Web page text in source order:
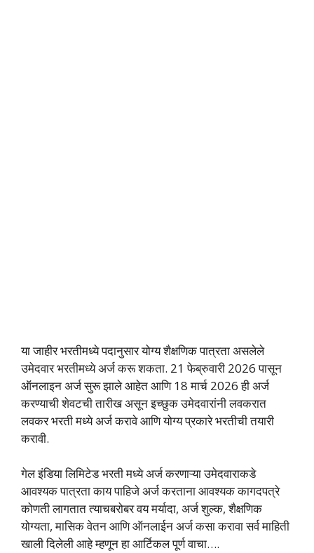
या जाहीर भरतीमध्ये पदानुसार योग्य शैक्षणिक पात्रता असलेले
उमेदवार भरतीमध्ये अर्ज करू शकता. 21 फेब्रुवारी 2026 पासून
ऑनलाइन अर्ज सुरू झाले आहेत आणि 18 मार्च 2026 ही अर्ज
करण्याची शेवटची तारीख असून इच्छुक उमेदवारांनी लवकरात
लवकर भरती मध्ये अर्ज करावे आणि योग्य प्रकारे भरतीची तयारी
करावी.
गेल इंडिया लिमिटेड भरती मध्ये अर्ज करणाऱ्या उमेदवाराकडे
आवश्यक पात्रता काय पाहिजे अर्ज करताना आवश्यक कागदपत्रे
कोणती लागतात त्याचबरोबर वय मर्यादा, अर्ज शुल्क, शैक्षणिक
योग्यता, मासिक वेतन आणि ऑनलाईन अर्ज कसा करावा सर्व माहिती
खाली दिलेली आहे म्हणून हा आर्टिकल पूर्ण वाचा….